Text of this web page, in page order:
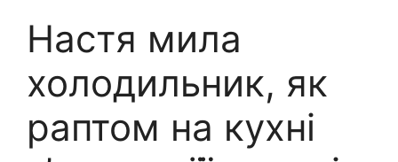
Настя мила
холодильник, як
раптом на кухні